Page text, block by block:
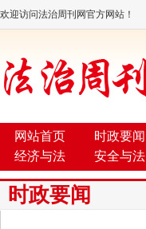
欢迎访问法治周刊网官方网站！
网站首页 时政要闻
经济与法
安全与法
时政要闻